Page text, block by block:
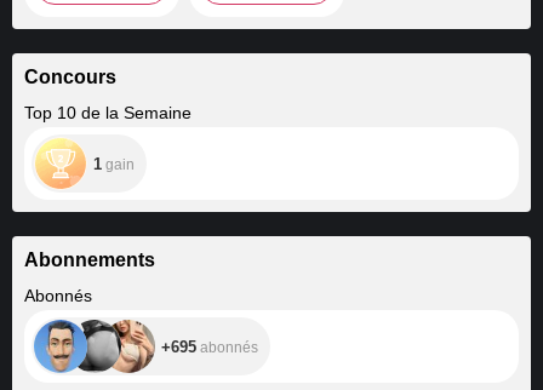
Concours
Top 10 de la Semaine
1 gain
Abonnements
Abonnés
+695 abonnés